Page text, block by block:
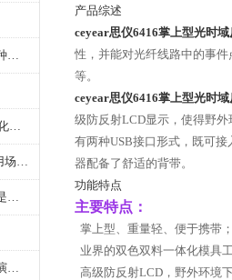
罗德与施瓦茨BTC能够自动生成多种音视频信号
耐压测试仪7440/19073采用了多样化的功能设计
横河功率计WT310E可满足各种应用场景的需求
菊水TOS5302耐压绝缘电阻测试仪是种重要的电气安全检测设备
电子负载在现代电子测试领域中扮演着重要的角色
产品综述
ceyear思仪6416掌上型光时
性，并能对光纤线路中的事
等。
ceyear思仪6416掌上型光时
级防反射LCD显示，使得野
有两种USB接口形式，既可接
器配备了舒适的背带。
功能特点
主要特点：
掌上型、重量轻、便于携带；
业界的双色双料一体化模具
高级防反射LCD ，野外环境